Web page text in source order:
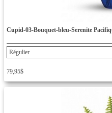
Cupid-03-Bouquet-bleu-Serenite
79,95$